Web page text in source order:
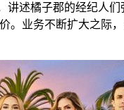
讲述橘子郡的经纪人
。业务不断扩大之际